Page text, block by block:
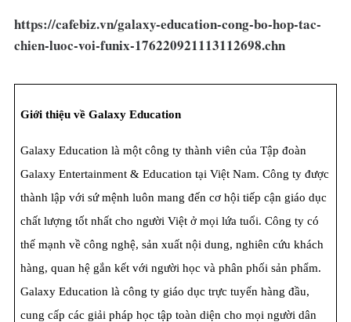
https://cafebiz.vn/galaxy-education-cong-bo-hop-tac-
chien-luoc-voi-funix-176220921113112698.chn
Giới thiệu về Galaxy Education
Galaxy Education là một công ty thành viên của Tập đoàn
Galaxy Entertainment & Education tại Việt Nam. Công ty được
thành lập với sứ mệnh luôn mang đến cơ hội tiếp cận giáo dục
chất lượng tốt nhất cho người Việt ở mọi lứa tuổi. Công ty có
thế mạnh về công nghệ, sản xuất nội dung, nghiên cứu khách
hàng, quan hệ gắn kết với người học và phân phối sản phẩm.
Galaxy Education là công ty giáo dục trực tuyến hàng đầu,
cung cấp các giải pháp học tập toàn diện cho mọi người dân